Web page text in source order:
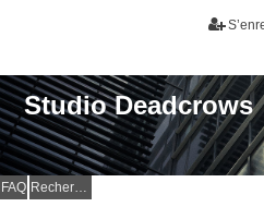
Studio Deadcrows
FAQ Rechercher